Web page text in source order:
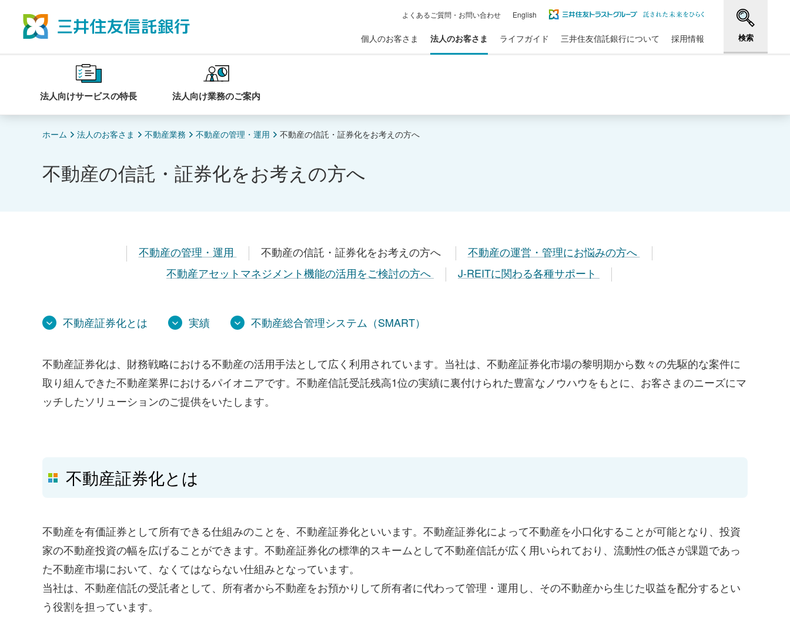
検索
法人向けサービスの特長 法人向け業務のご案内
よくあるご質問・お問い合わせ
個人のお客さま 法人のお客さま ライフガイド 三井住友信託銀行について 採用情報
English
ホーム 法人のお客さま 不動産業務 不動産の管理・運用 不動産の信託・証券化をお考えの方へ
不動産の信託・証券化をお考えの方へ
不動産の管理・運用 不動産の信託・証券化をお考えの方へ
不動産の運営・管理にお悩みの方へ
不動産アセットマネジメント機能の活用をご検討の方へ
J-REITに関わる各種サポート
不動産証券化とは 実績 不動産総合管理システム（SMART）
不動産証券化は、財務戦略における不動産の活用手法として広く利用されています。当社は、不動産証券化市場の黎明期から数々の先駆的な案件に
取り組んできた不動産業界におけるパイオニアです。不動産信託受託残高1位の実績に裏付けられた豊富なノウハウをもとに、お客さまのニーズにマ
ッチしたソリューションのご提供をいたします。
不動産証券化とは
不動産を有価証券として所有できる仕組みのことを、不動産証券化といいます。不動産証券化によって不動産を小口化することが可能となり、投資
家の不動産投資の幅を広げることができます。不動産証券化の標準的スキームとして不動産信託が広く用いられており、流動性の低さが課題であっ
た不動産市場において、なくてはならない仕組みとなっています。
当社は、不動産信託の受託者として、所有者から不動産をお預かりして所有者に代わって管理・運用し、その不動産から生じた収益を配分するとい
う役割を担っています。